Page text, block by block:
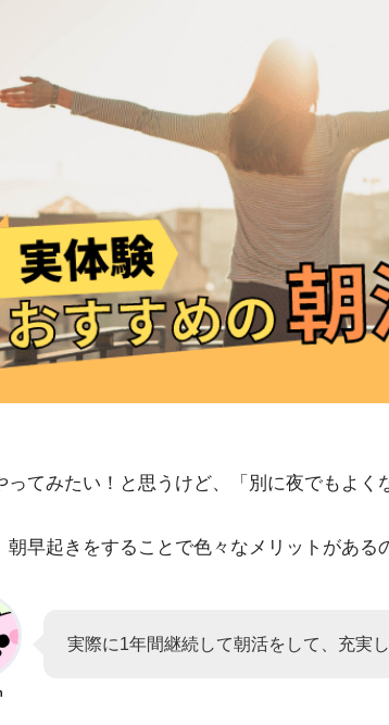
ってみたい！と思うけど、「別に夜でもよく
朝早起きをすることで色々なメリットがある
実際に1年間継続して朝活をして、充実